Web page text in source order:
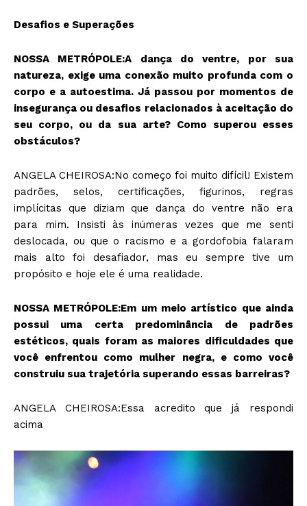
Desafios e Superações
NOSSA METRÓPOLE:A dança do ventre, por sua
natureza, exige uma conexão muito profunda com o
corpo e a autoestima. Já passou por momentos de
insegurança ou desafios relacionados à aceitação do
seu corpo, ou da sua arte? Como superou esses
obstáculos?
ANGELA CHEIROSA:No começo foi muito difícil! Existem
padrões, selos, certificações, figurinos, regras
implícitas que diziam que dança do ventre não era
para mim. Insisti às inúmeras vezes que me senti
deslocada, ou que o racismo e a gordofobia falaram
mais alto foi desafiador, mas eu sempre tive um
propósito e hoje ele é uma realidade.
NOSSA METRÓPOLE:Em um meio artístico que ainda
possui uma certa predominância de padrões
estéticos, quais foram as maiores dificuldades que
você enfrentou como mulher negra, e como você
construiu sua trajetória superando essas barreiras?
ANGELA CHEIROSA:Essa acredito que já respondi
acima